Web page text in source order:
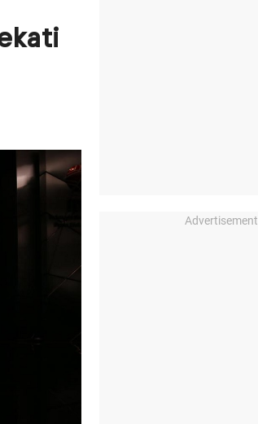
Advertisement